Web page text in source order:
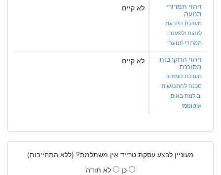
זיהוי תמרורי
תנועה
מערכת היודעת
לזהות ולפענח
תמרורי תנועה
לא קיים
זיהוי התקרבות
מסוכנת
מערכת המזהה
סכנה להתנגשות
ובולמת באופן
אוטונומי
לא קיים
מעוניין לבצע עסקת טרייד אין משתלמת? (ללא התחייבות)
כן
לא תודה